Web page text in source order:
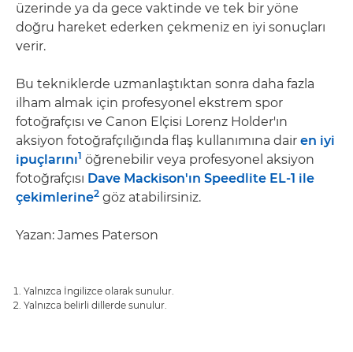
üzerinde ya da gece vaktinde ve tek bir yöne
doğru hareket ederken çekmeniz en iyi sonuçları
verir.
Bu tekniklerde uzmanlaştıktan sonra daha fazla
ilham almak için profesyonel ekstrem spor
fotoğrafçısı ve Canon Elçisi Lorenz Holder'ın
aksiyon fotoğrafçılığında flaş kullanımına dair en iyi
ipuçlarını1 öğrenebilir veya profesyonel aksiyon
fotoğrafçısı Dave Mackison'ın Speedlite EL-1 ile
çekimlerine2 göz atabilirsiniz.
Yazan: James Paterson
Yalnızca İngilizce olarak sunulur.
Yalnızca belirli dillerde sunulur.